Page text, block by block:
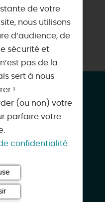
Renard
41
de votre
nous utilisons
d’audience, de
sécurité et
pas de la
sert à nous
!
(ou non) votre
parfaire votre
confidentialité